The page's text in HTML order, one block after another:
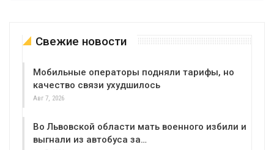
Свежие новости
Мобильные операторы подняли тарифы, но
качество связи ухудшилось
Авг 7, 2026
Во Львовской области мать военного избили и
выгнали из автобуса за…